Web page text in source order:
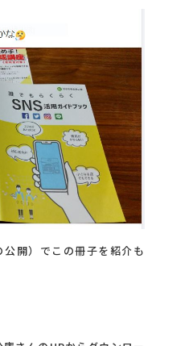
開）でこの冊子を紹介も